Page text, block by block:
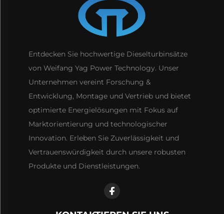
Entdecken Sie hochwertige Dieselturbinsätze
von Weifang Yag Power Technology. Unser
Unternehmen vereint Forschung &
Entwicklung, Montage und Vertrieb und bietet
optimierte Energielösungen mit Fokus auf
Marktorientierung und technologischer
Innovation. Erleben Sie Zuverlässigkeit und
Vertrauenswürdigkeit durch unsere robusten
Produkte und Dienstleistungen.